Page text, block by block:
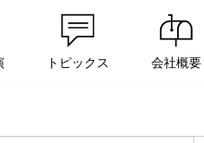
トピックス 会社概要